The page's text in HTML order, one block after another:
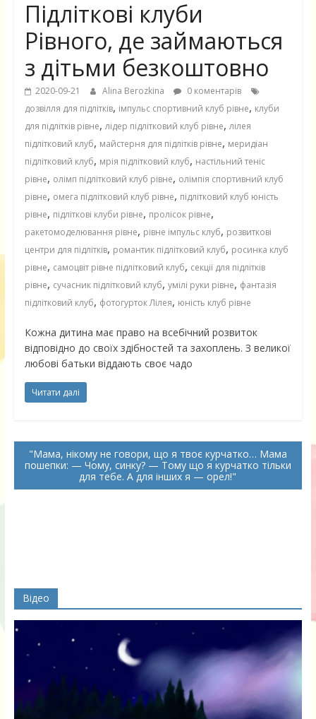
Підліткові клуби
Рівного, де займаються
з дітьми безкоштовно
2020-09-21 Alina Berozkina
0 коментарів
дозвілля для підлітків, імпульс спортивний клуб рівне, клуби
для підлітків рівне, лідер підлітковий клуб рівне, лілея
підлітковий клуб, майстерня для підлітків рівне, меридіан
підлітковий клуб, мрія підлітковий клуб, настільний теніс
рівне, олімп підлітковий клуб рівне, олімпія спортивний клуб
рівне, омега підлітковий клуб рівне, підлітковий клуб юність
рівне, підліткові клуби рівне, пролісок рівне,
ракетомоделювання рівне, рівне імпульс клуб, розвиткові
центри для підлітків, романтик підлітковий клуб, росинка клуб
рівне, самоцвіт рівне підлітковий клуб, секції для підлітків
рівне, сучасник підлітковий клуб, умілі руки рівне, фантазія
підлітковий клуб, фотогурток Лілея, юність клуб рівне
Кожна дитина має право на всебічний розвиток
відповідно до своїх здібностей та захоплень. З великої
любові батьки віддають своє чадо
Читати далі
Мама, нікому не говори, що я твоє курчатко… Мама
пошепки: — Чому, синку? — Тому що я курчатко тільки
для тебе. А для інших я — орел!
Відео